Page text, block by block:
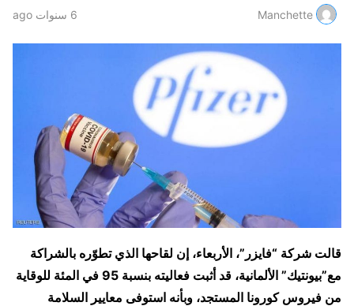
Manchette 6 سنوات ago
قالت شركة “فايزر”، الأربعاء، إن لقاحها الذي تطوّره بالشراكة
مع”بيونتيك” الألمانية، قد أثبت فعاليته بنسبة 95 في المئة للوقاية
من فيروس كورونا المستجد، وبأنه استوفى معايير السلامة